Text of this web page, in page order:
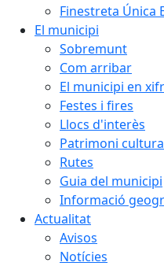
Finestreta Única
El municipi
Sobremunt
Com arribar
El municipi en
Festes i fires
Llocs d'interès
Patrimoni
Rutes
Guia del municipi
Informació
Actualitat
Avisos
Notícies